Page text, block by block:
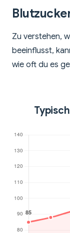
Zu verstehen,
beeinflusst,
wie oft du es